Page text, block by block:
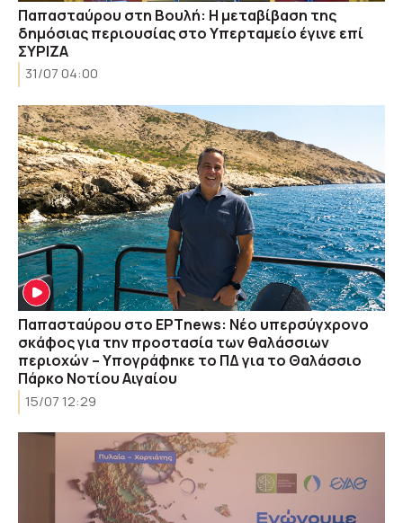
Παπασταύρου στη Βουλή: Η μεταβίβαση της
δημόσιας περιουσίας στο Υπερταμείο έγινε επί
ΣΥΡΙΖΑ
31/07 04:00
Παπασταύρου στο ΕΡΤnews: Νέο υπερσύγχρονο
σκάφος για την προστασία των θαλάσσιων
περιοχών – Υπογράφηκε το ΠΔ για το Θαλάσσιο
Πάρκο Νοτίου Αιγαίου
15/07 12:29